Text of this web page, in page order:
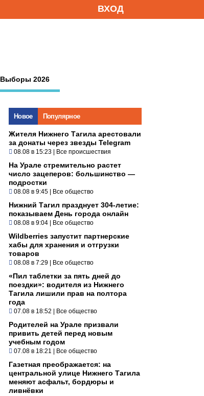
ВХОД
Выборы 2026
Новое Популярное
Жителя Нижнего Тагила арестовали
за донаты через звезды Telegram
08.08 в 15:23 | Все происшествия
На Урале стремительно растет
число зацеперов: большинство —
подростки
08.08 в 9:45 | Все общество
Нижний Тагил празднует 304-летие:
показываем День города онлайн
08.08 в 9:04 | Все общество
Wildberries запустит партнерские
хабы для хранения и отгрузки
товаров
08.08 в 7:29 | Все общество
«Пил таблетки за пять дней до
поездки»: водителя из Нижнего
Тагила лишили прав на полтора
года
07.08 в 18:52 | Все общество
Родителей на Урале призвали
привить детей перед новым
учебным годом
07.08 в 18:21 | Все общество
Газетная преображается: на
центральной улице Нижнего Тагила
меняют асфальт, бордюры и
ливнёвки